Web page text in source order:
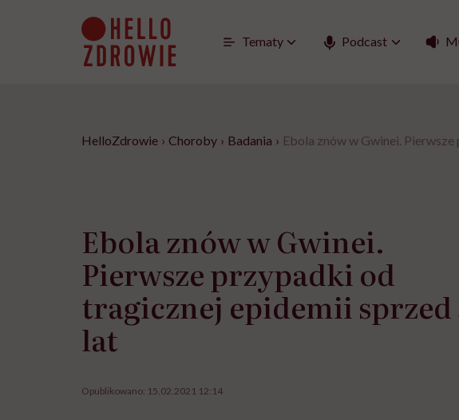
Tematy Podcast
HelloZdrowie › Choroby › Badania › Ebola znów w Gwinei.
Ebola znów w Gwinei.
Pierwsze przypadki od
tragicznej epidemii sprzed
lat
Opublikowano: 15.02.2021 12:14